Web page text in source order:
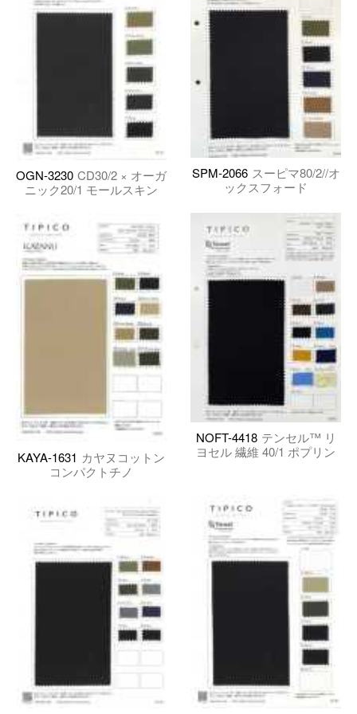
OGN-3230 CD30/2 × オーガ
ニック20/1 モールスキン
SPM-2066 スーピマ80/2//オ
ックスフォード
KAYA-1631 カヤヌコットン
コンパクトチノ
NOFT-4418 テンセル™ リ
ヨセル 繊維 40/1 ポプリン